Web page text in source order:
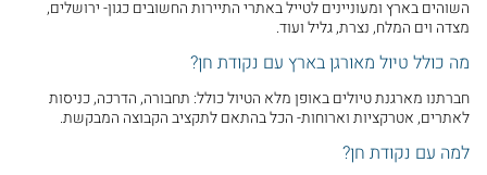
השוהים בארץ ומעוניינים לטייל באתרי התיירות החשובים כגון- ירושלים,
מצדה וים המלח, נצרת, גליל ועוד.
מה כולל טיול מאורגן בארץ עם נקודת חן?
חברתנו מארגנת טיולים באופן מלא הטיול כולל: תחבורה, הדרכה, כניסות
לאתרים, אטרקציות וארוחות- הכל בהתאם לתקציב הקבוצה המבקשת.
למה עם נקודת חן?